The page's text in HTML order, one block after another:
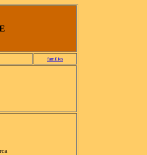
families